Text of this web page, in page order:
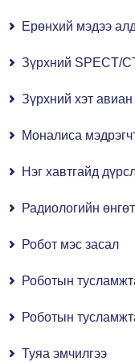
Ерөнхий мэдээ
Зүрхний SPECT/
Зүрхний хэт
Моналиса
Нэг хавтгайд
Радиологийн
Робот мэс засал
Роботын
Роботын
Туяа эмчилгээ